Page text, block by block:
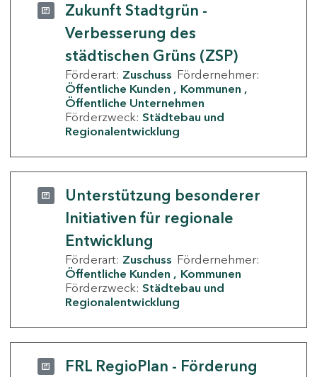
Zukunft Stadtgrün -
Verbesserung des
städtischen Grüns (ZSP)
Förderart: Zuschuss Fördernehmer:
Öffentliche Kunden
Kommunen
Öffentliche Unternehmen
Förderzweck: Städtebau und
Regionalentwicklung
Unterstützung besonderer
Initiativen für regionale
Entwicklung
Förderart: Zuschuss Fördernehmer:
Öffentliche Kunden
Kommunen
Förderzweck: Städtebau und
Regionalentwicklung
FRL RegioPlan - Förderung